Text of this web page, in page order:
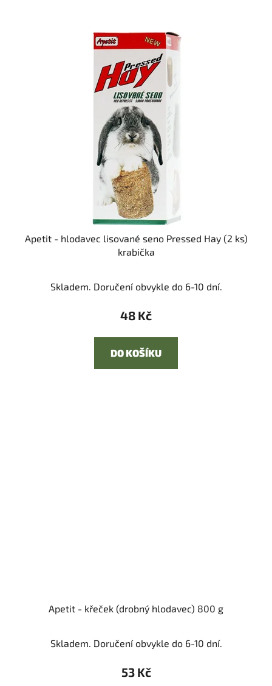
Apetit - hlodavec lisované seno Pressed Hay (2 ks)
krabička
Skladem. Doručení obvykle do 6-10 dní.
48 Kč
DO KOŠÍKU
Apetit - křeček (drobný hlodavec) 800 g
Skladem. Doručení obvykle do 6-10 dní.
53 Kč